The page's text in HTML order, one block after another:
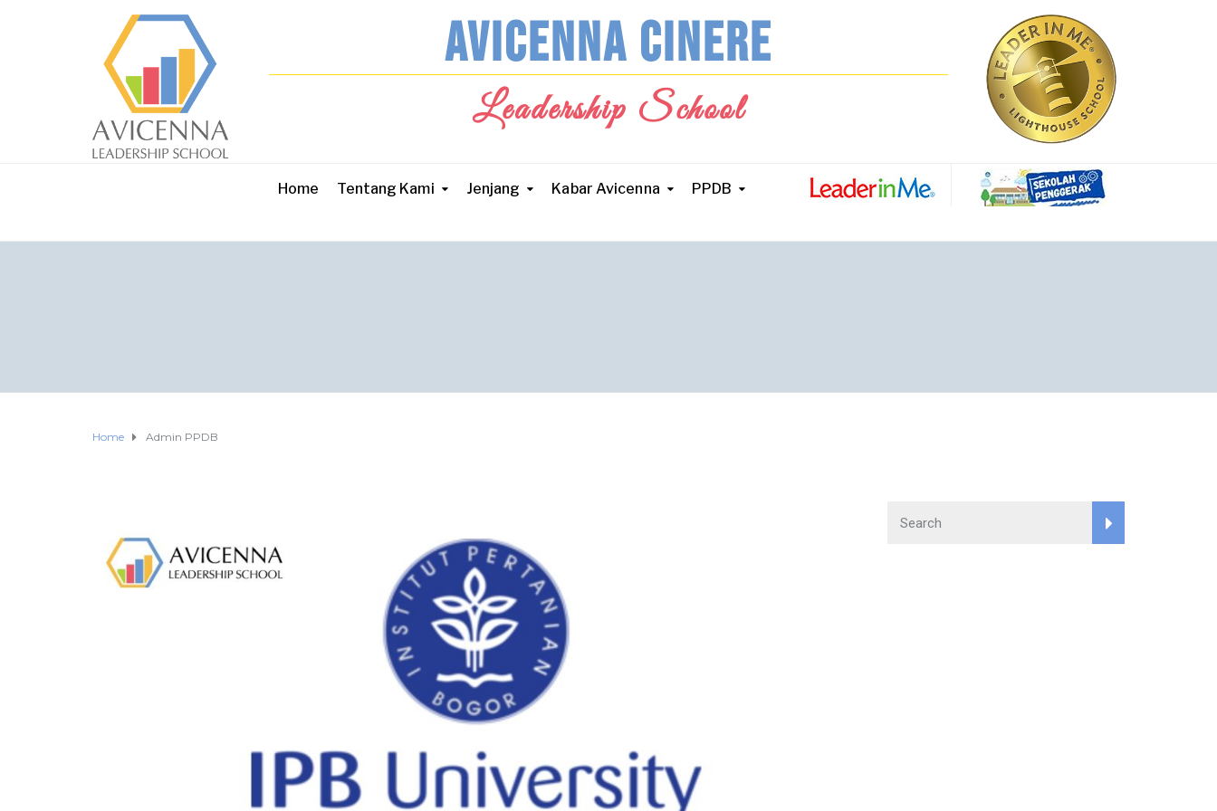
AVICENNA CINERE
Leadership School
Home Tentang Kami Jenjang Kabar Avicenna PPDB
Home Admin PPDB